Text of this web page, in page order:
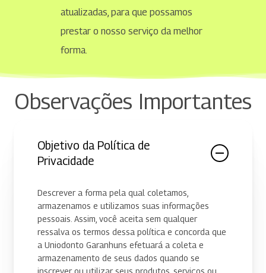
atualizadas, para que possamos
prestar o nosso serviço da melhor
forma.
Observações Importantes
Objetivo da Política de
Privacidade
Descrever a forma pela qual coletamos,
armazenamos e utilizamos suas informações
pessoais. Assim, você aceita sem qualquer
ressalva os termos dessa política e concorda que
a Uniodonto Garanhuns efetuará a coleta e
armazenamento de seus dados quando se
inscrever ou utilizar seus produtos, serviços ou